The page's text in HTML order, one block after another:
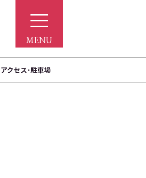
MENU
アクセス･駐車場